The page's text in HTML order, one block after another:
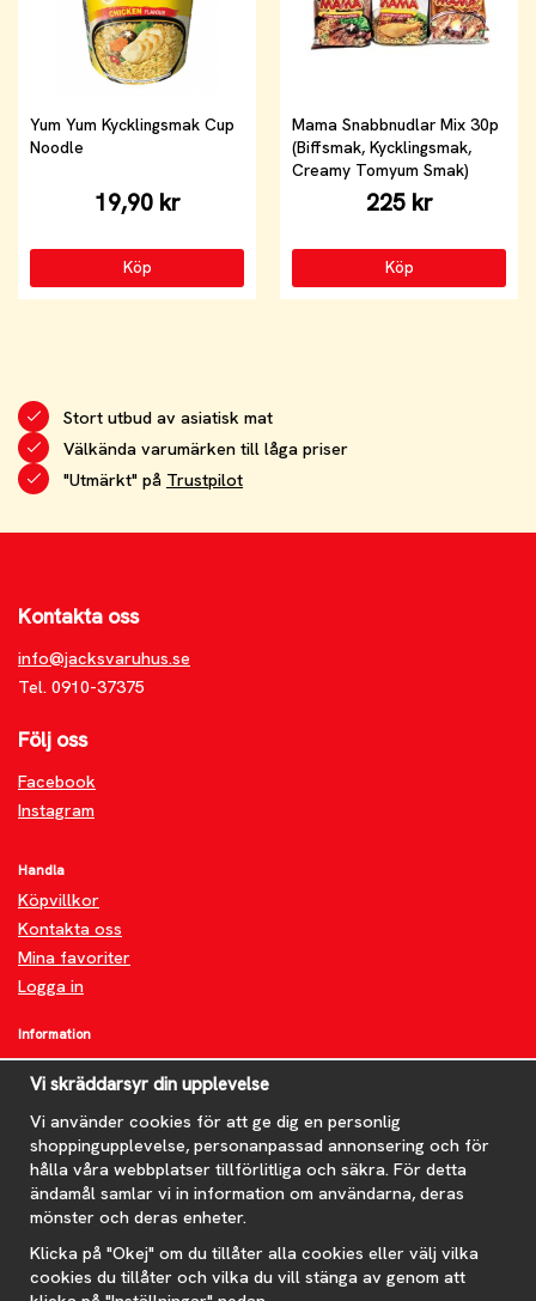
Yum Yum Kycklingsmak Cup
Noodle
19,90 kr
Köp
Mama Snabbnudlar Mix 30p
(Biffsmak, Kycklingsmak,
Creamy Tomyum Smak)
225 kr
Köp
Stort utbud av asiatisk mat
Välkända varumärken till låga priser
"Utmärkt" på Trustpilot
Kontakta oss
info@jacksvaruhus.se
Tel. 0910-37375
Följ oss
Facebook
Instagram
Handla
Köpvillkor
Kontakta oss
Mina favoriter
Logga in
Information
Om oss
FAQ
Nyheter
Nyhetsbrev
Om cookies
Prenumerera på nyhetsbrevet för våra bästa erbjudanden och
nyheter!
E-
postadress
Vi skräddarsyr din upplevelse
Vi använder cookies för att ge dig en personlig
shoppingupplevelse, personanpassad annonsering och för
hålla våra webbplatser tillförlitliga och säkra. För detta
ändamål samlar vi in information om användarna, deras
mönster och deras enheter.
Klicka på "Okej" om du tillåter alla cookies eller välj vilka
cookies du tillåter och vilka du vill stänga av genom att